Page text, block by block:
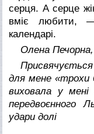
серця. А серце
вміє любити,
календарі.
Олена
для мене
виховала у
передвоєнного
удари долі